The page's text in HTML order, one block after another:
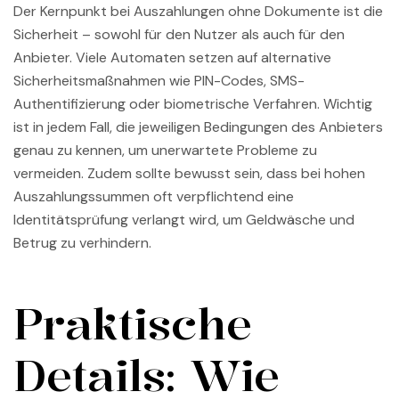
Der Kernpunkt bei Auszahlungen ohne Dokumente ist die
Sicherheit – sowohl für den Nutzer als auch für den
Anbieter. Viele Automaten setzen auf alternative
Sicherheitsmaßnahmen wie PIN-Codes, SMS-
Authentifizierung oder biometrische Verfahren. Wichtig
ist in jedem Fall, die jeweiligen Bedingungen des Anbieters
genau zu kennen, um unerwartete Probleme zu
vermeiden. Zudem sollte bewusst sein, dass bei hohen
Auszahlungssummen oft verpflichtend eine
Identitätsprüfung verlangt wird, um Geldwäsche und
Betrug zu verhindern.
Praktische
Details: Wie